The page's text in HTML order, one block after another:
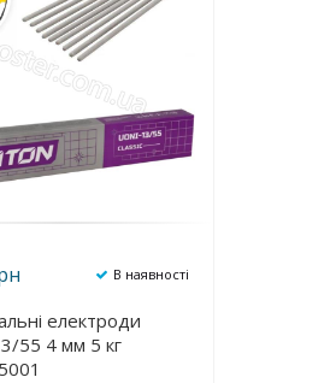
В наявності
електроди
55 4 мм 5 кг